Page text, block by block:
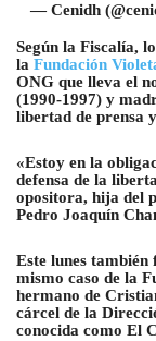
— Cenidh
Según la Fiscalía,
la Fundación
ONG que lleva el
(1990-1997) y
libertad de prensa
«Estoy en la
defensa de la
opositora, hija del
Pedro Joaquín
Este lunes también
mismo caso de la
hermano de
cárcel de la
conocida como El